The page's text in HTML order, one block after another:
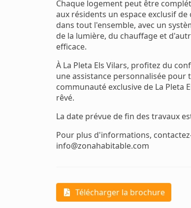
Chaque logement peut être
aux résidents un espace exclusif
dans tout l'ensemble, avec un
de la lumière, du chauffage et
efficace.
À La Pleta Els Vilars, profitez du
une assistance personnalisée pour
communauté exclusive de La Pleta
rêvé.
La date prévue de fin des travaux
Pour plus d'informations,
info@zonahabitable.com
Télécharger la brochure